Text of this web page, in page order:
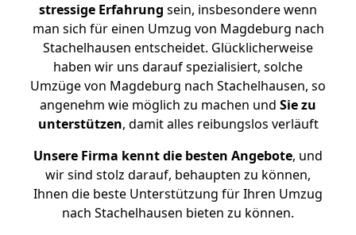
stressige Erfahrung sein, insbesondere wenn
man sich für einen Umzug von Magdeburg nach
Stachelhausen entscheidet. Glücklicherweise
haben wir uns darauf spezialisiert, solche
Umzüge von Magdeburg nach Stachelhausen, so
angenehm wie möglich zu machen und Sie zu
unterstützen, damit alles reibungslos verläuft
Unsere Firma kennt die besten Angebote, und
wir sind stolz darauf, behaupten zu können,
Ihnen die beste Unterstützung für Ihren Umzug
nach Stachelhausen bieten zu können.